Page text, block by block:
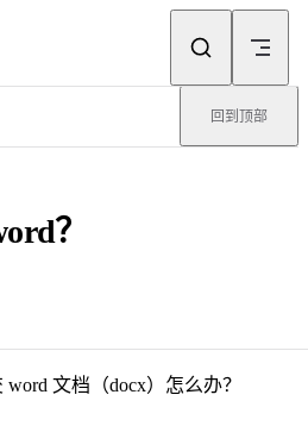
回到顶部
？
文档（docx）怎么办？